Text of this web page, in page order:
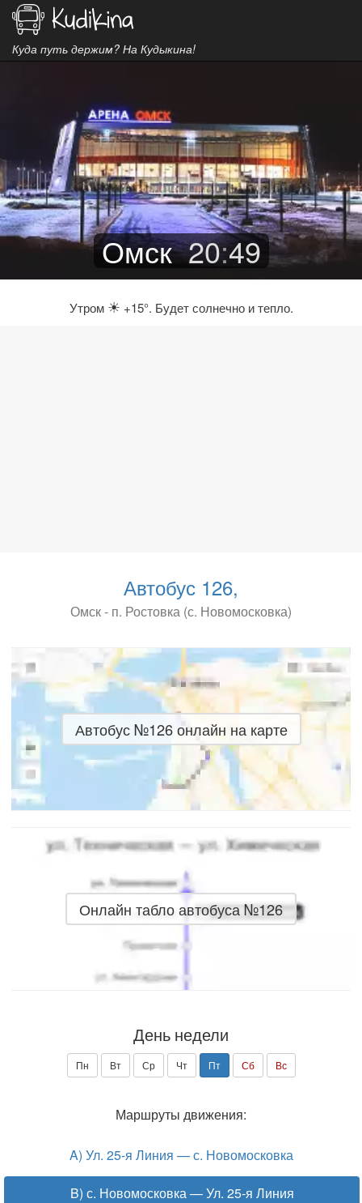
Куда путь держим? На Кудыкина!
Омск 20:49
Утром ☀ +15°. Будет солнечно и тепло.
Автобус 126,
Омск - п. Ростовка (с. Новомосковка)
Автобус №126 онлайн на карте
Онлайн табло автобуса №126
День недели
Пн Вт Ср Чт Пт Сб Вс
Маршруты движения:
A) Ул. 25-я Линия — с. Новомосковка
B) с. Новомосковка — Ул. 25-я Линия